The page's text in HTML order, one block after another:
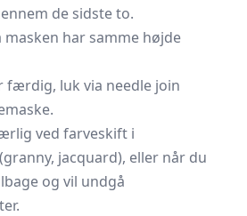
de sidste to.
har samme højde
færdig, luk via needle join
ved farveskift i
jacquard), eller når du
og vil undgå